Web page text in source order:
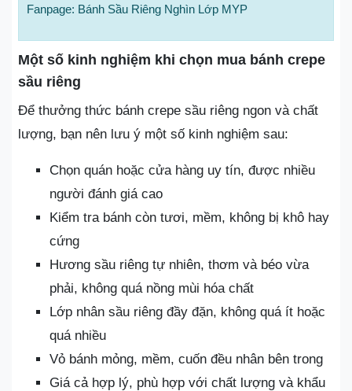
Fanpage: Bánh Sầu Riêng Nghìn Lớp MYP
Một số kinh nghiệm khi chọn mua bánh crepe
sầu riêng
Để thưởng thức bánh crepe sầu riêng ngon và chất
lượng, bạn nên lưu ý một số kinh nghiệm sau:
Chọn quán hoặc cửa hàng uy tín, được nhiều
người đánh giá cao
Kiểm tra bánh còn tươi, mềm, không bị khô hay
cứng
Hương sầu riêng tự nhiên, thơm và béo vừa
phải, không quá nồng mùi hóa chất
Lớp nhân sầu riêng đầy đặn, không quá ít hoặc
quá nhiều
Vỏ bánh mỏng, mềm, cuốn đều nhân bên trong
Giá cả hợp lý, phù hợp với chất lượng và khẩu